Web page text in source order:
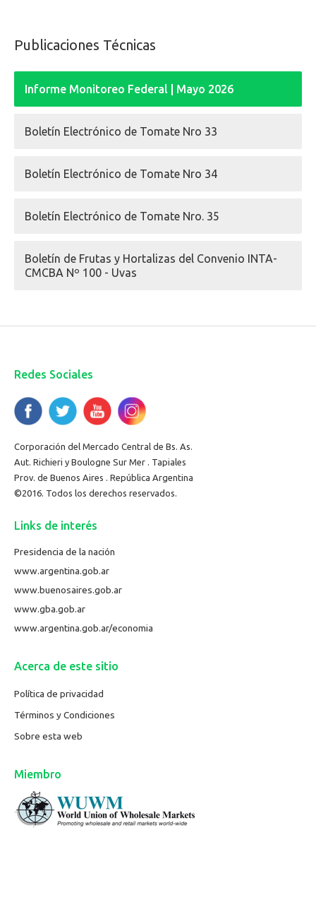
Publicaciones Técnicas
Informe Monitoreo Federal | Mayo 2026
Boletín Electrónico de Tomate Nro 33
Boletín Electrónico de Tomate Nro 34
Boletín Electrónico de Tomate Nro. 35
Boletín de Frutas y Hortalizas del Convenio INTA-
CMCBA Nº 100 - Uvas
Redes Sociales
Corporación del Mercado Central de Bs. As.
Aut. Richieri y Boulogne Sur Mer . Tapiales
Prov. de Buenos Aires . República Argentina
©2016. Todos los derechos reservados.
Links de interés
Presidencia de la nación
www.argentina.gob.ar
www.buenosaires.gob.ar
www.gba.gob.ar
www.argentina.gob.ar/economia
Acerca de este sitio
Política de privacidad
Términos y Condiciones
Sobre esta web
Miembro